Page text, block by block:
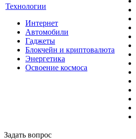
Технологии
Интернет
Автомобили
Гаджеты
Блокчейн и криптовалюта
Энергетика
Освоение космоса
Задать вопрос